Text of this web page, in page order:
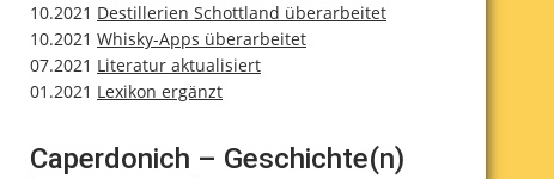
10.2021 Destillerien Schottland überarbeitet
10.2021 Whisky-Apps überarbeitet
07.2021 Literatur aktualisiert
01.2021 Lexikon ergänzt
Caperdonich – Geschichte(n)